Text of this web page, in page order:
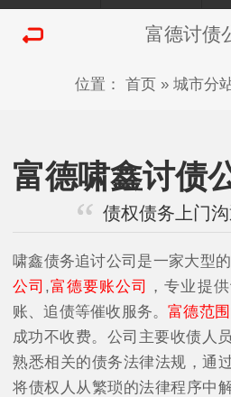
富德讨债
位置： 首页» 城市分
富德啸鑫讨债
债权债务上门
啸鑫债务追讨公司是一家大型的
公司 ,富德要账公司
，专业提
账、追债等催收服务。富德范
成功不收费。公司主要收债人
熟悉相关的债务法律法规，通
将债权人从繁琐的法律程序中